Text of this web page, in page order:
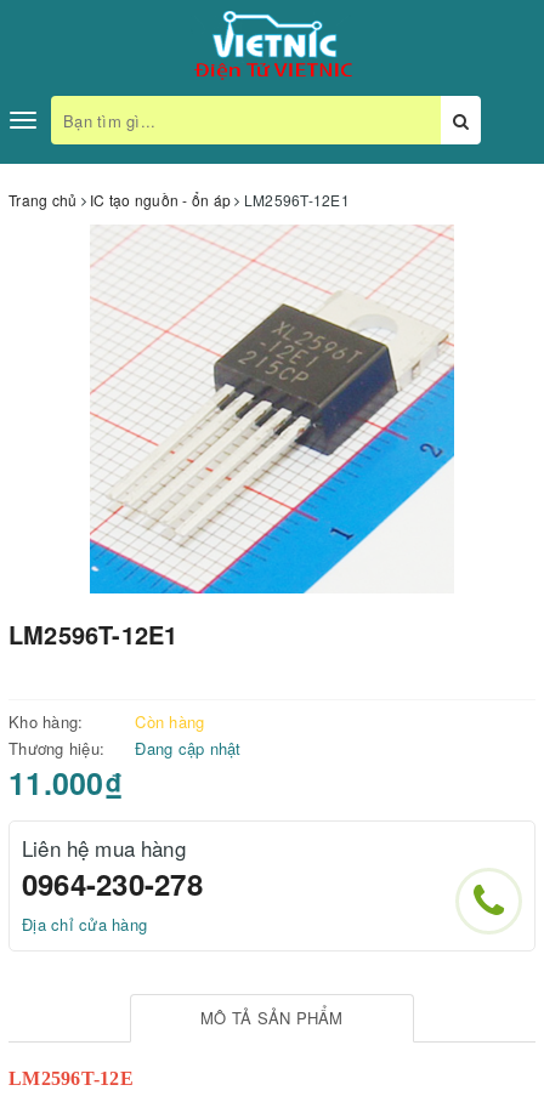
Toggle
navigation
Trang chủ IC tạo nguồn - ổn áp LM2596T-12E1
LM2596T-12E1
Kho hàng:
Còn hàng
Thương hiệu:
Đang cập nhật
11.000₫
Liên hệ mua hàng
0964-230-278
Địa chỉ cửa hàng
MÔ TẢ SẢN PHẨM
LM2596T-12E